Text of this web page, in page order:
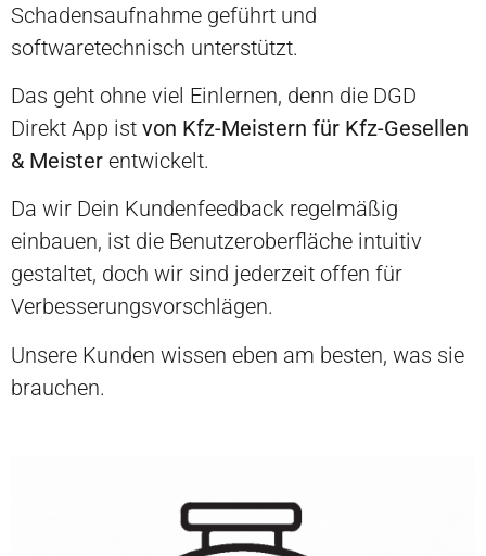
Schadensaufnahme geführt und
softwaretechnisch unterstützt.
Das geht ohne viel Einlernen, denn die DGD
Direkt App ist von Kfz-Meistern für Kfz-Gesellen
& Meister entwickelt.
Da wir Dein Kundenfeedback regelmäßig
einbauen, ist die Benutzeroberfläche intuitiv
gestaltet, doch wir sind jederzeit offen für
Verbesserungsvorschlägen.
Unsere Kunden wissen eben am besten, was sie
brauchen.